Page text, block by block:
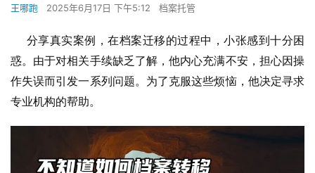
王哪跑 2025年6月17日 下午5:12 档案托管
分享真实案例，在档案迁移的过程中，小张感到十分困
惑。由于对相关手续缺乏了解，他内心充满不安，担心因操
作失误而引发一系列问题。为了克服这些烦恼，他决定寻求
专业机构的帮助。